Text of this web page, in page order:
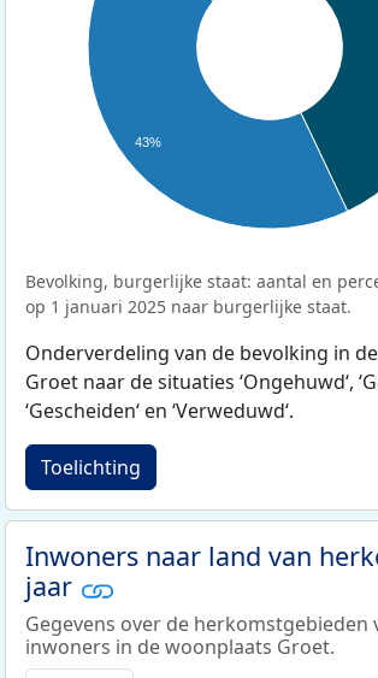
43%
Bevolking, burgerlijke staat: aantal en
op 1 januari 2025 naar burgerlijke staat.
Onderverdeling van de bevolking in
Groet naar de situaties ‘Ongehuwd‘,
‘Gescheiden‘ en ‘Verweduwd‘.
Toelichting
Inwoners naar land van
jaar
Gegevens over de herkomstgebieden
inwoners in de woonplaats Groet.